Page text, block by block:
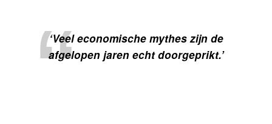
‘Veel economische mythes zijn de
afgelopen jaren echt doorgeprikt.’